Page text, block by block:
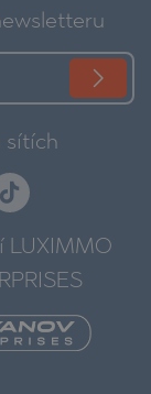
sítích
LUXIMMO